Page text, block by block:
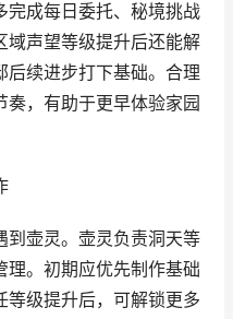
完成每日委托、秘境挑战
域声望等级提升后还能解
后续进步打下基础。合理
奏，有助于更早体验家园
到壶灵。壶灵负责洞天等
理。初期应优先制作基础
等级提升后，可解锁更多